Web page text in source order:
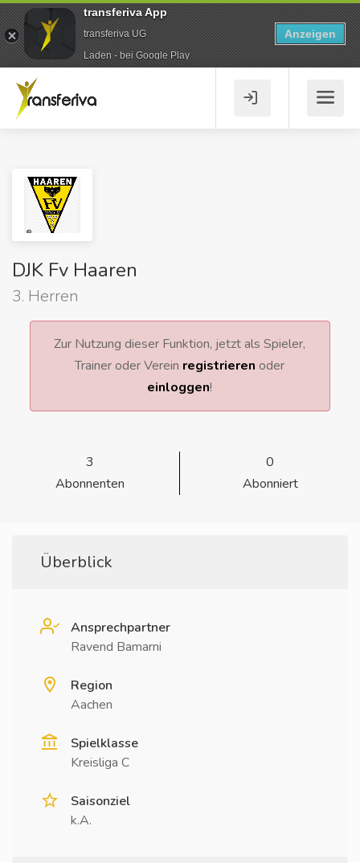
DJK Fv Haaren
3. Herren
Zur Nutzung dieser Funktion, jetzt als Spieler,
Trainer oder Verein registrieren oder
einloggen!
3
Abonnenten
0
Abonniert
Überblick
Ansprechpartner
Ravend Bamarni
Region
Aachen
Spielklasse
Kreisliga C
Saisonziel
k.A.
transferiva App
transferiva UG
Laden - bei Google Play
Anzeigen